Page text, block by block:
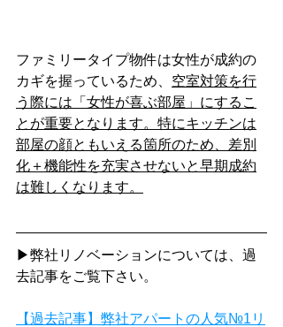
ファミリータイプ物件は女性が成約の
カギを握っているため、 空室対策を行
う際には「女性が喜ぶ部屋」にするこ
とが重要となります。特にキッチンは
部屋の顔ともいえる箇所のため、差別
化＋機能性を充実させないと早期成約
は難しくなります。
▶弊社リノベーションについては、過
去記事をご覧下さい。
【過去記事】弊社アパートの人気№1リ